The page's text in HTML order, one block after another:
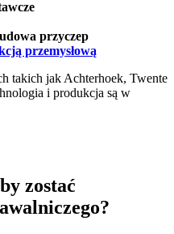
przyczep
przemysłową
takich jak Achterhoek, Twente
i produkcja są w
zostać